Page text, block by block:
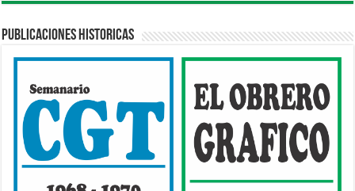
Publicaciones Historicas